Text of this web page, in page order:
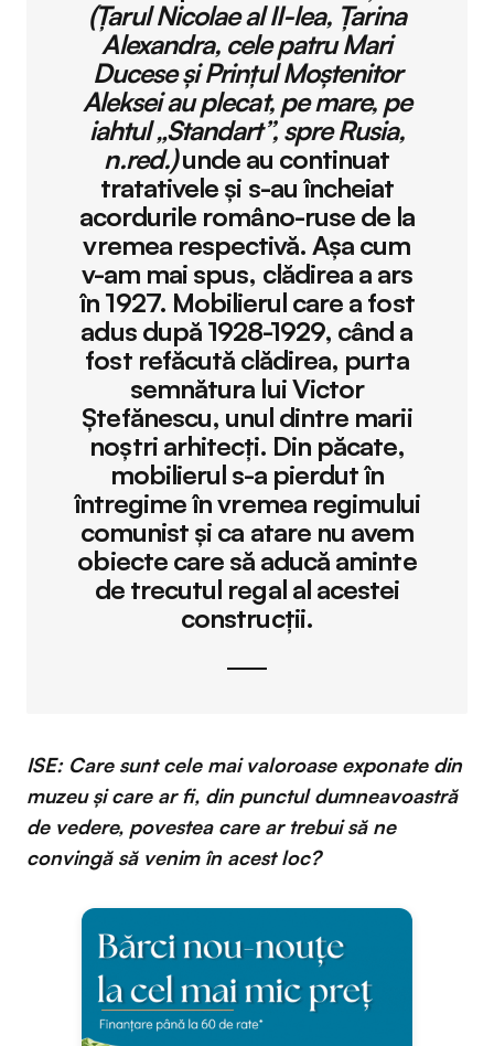
(Ţarul Nicolae al II-lea, Ţarina
Alexandra, cele patru Mari
Ducese şi Prinţul Moştenitor
Aleksei au plecat, pe mare, pe
iahtul „Standart”, spre Rusia,
n.red.)unde au continuat
tratativele și s-au încheiat
acordurile româno-ruse de la
vremea respectivă. Așa cum
v-am mai spus, clădirea a ars
în 1927. Mobilierul care a fost
adus după 1928-1929, când a
fost refăcută clădirea, purta
semnătura lui Victor
Ștefănescu, unul dintre marii
noștri arhitecți. Din păcate,
mobilierul s-a pierdut în
întregime în vremea regimului
comunist și ca atare nu avem
obiecte care să aducă aminte
de trecutul regal al acestei
construcții.
ISE: Care sunt cele mai valoroase exponate din
muzeu şi care ar fi, din punctul dumneavoastră
de vedere, povestea care ar trebui să ne
convingă să venim în acest loc?